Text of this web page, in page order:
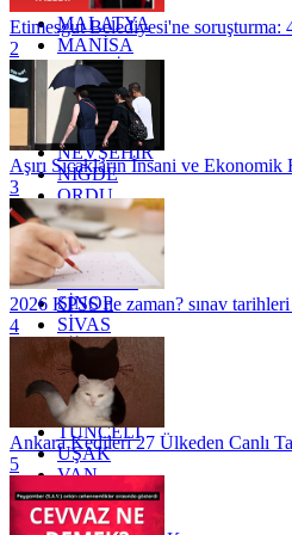
MALATYA
MANİSA
MARDİN
MERSİN
MUĞLA
MUŞ
NEVŞEHİR
NİĞDE
ORDU
OSMANİYE
RİZE
SAKARYA
SAMSUN
SİNOP
SİVAS
SİİRT
TEKİRDAĞ
TOKAT
TRABZON
TUNCELİ
UŞAK
VAN
YALOVA
YOZGAT
Etimesgut Belediyesi'ne soruşturma:
2
Aşırı Sıcakların İnsani ve Ekonomik
3
2026 KPSS ne zaman? sınav
4
Ankara Kedileri 27 Ülkeden Canlı
5